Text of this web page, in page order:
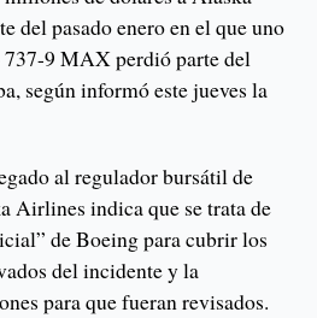
del pasado enero en el que uno
737-9 MAX perdió parte del
según informó este jueves la
al regulador bursátil de
Airlines indica que se trata de
de Boeing para cubrir los
del incidente y la
para que fueran revisados.